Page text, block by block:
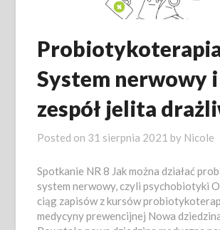
System nerwowy i
zespół jelita
Posted on 31 sierpnia 2021 by Nicole
Spotkanie NR 8 Jak można działać
system nerwowy, czyli psychobiotyki
ciąg zapisów z kursów
medycyny prewencijnej Nowa